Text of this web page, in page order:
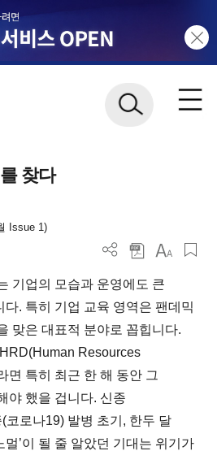
찾다
Issue 1)
기업의 모습과 운영에도 큰
다. 특히 기업 교육 영역은 팬데믹
맞은 대표적 분야로 꼽힙니다.
Resources
면 특히 최근 한 해 동안 그
야 했을 겁니다. 신종
코로나19) 발병 초기, 한두 달
멀’이 될 줄 알았던 기대는 위기가